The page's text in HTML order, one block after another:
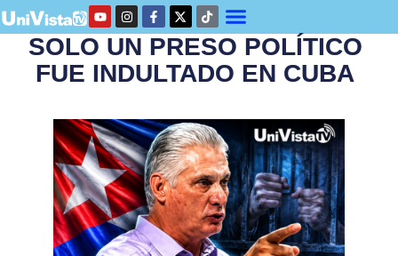
SOLO UN PRESO POLÍTICO
FUE INDULTADO EN CUBA